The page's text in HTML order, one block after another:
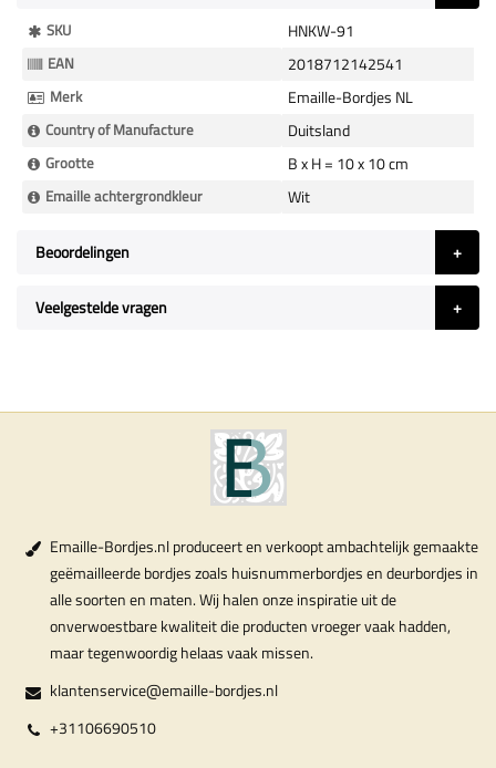
Meer
Informatie
SKU HNKW-91
EAN 2018712142541
Merk Emaille-Bordjes NL
Country of Manufacture Duitsland
Grootte B x H = 10 x 10 cm
Emaille achtergrondkleur Wit
Beoordelingen
Veelgestelde vragen
Emaille-Bordjes.nl produceert en verkoopt ambachtelijk gemaakte
geëmailleerde bordjes zoals huisnummerbordjes en deurbordjes in
alle soorten en maten. Wij halen onze inspiratie uit de
onverwoestbare kwaliteit die producten vroeger vaak hadden,
maar tegenwoordig helaas vaak missen.
klantenservice@emaille-bordjes.nl
+31106690510